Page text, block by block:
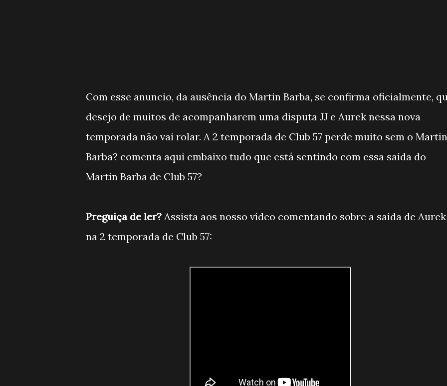
Com esse anuncio, da ausência do Martin Barba, se confirma oficialmente,
desejo de muitos de acompanharem uma disputa JJ e Aurek nessa nova
temporada não vai rolar. A 2 temporada de Club 57 perde muito sem o Martin
Barba? comenta aqui embaixo tudo que está sentindo com essa saída do
Martin Barba de Club 57?
Preguiça de ler? Assista aos nosso vídeo comentando sobre a saída de Aurek
na 2 temporada de Club 57: